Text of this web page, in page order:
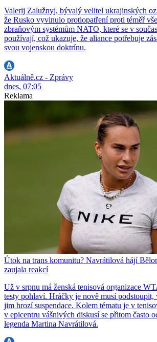
Valerij Zalužnyj, bývalý velitel ukrajinských
že Rusko vyvinulo protiopatření proti téměř
zbraňovým systémům NATO, které se v
používají, což ukazuje, že aliance potřebuje
svou vojenskou doktrínu.
Aktuálně.cz - Zprávy
dnes, 07:05
Reklama
Útok na trans komunitu? Navrátilová hájí
zaujala reakcí
Už v srpnu má ženská tenisová organizace
testy pohlaví. Hráčky je nově musí podstoupit,
jim hrozí suspendace. Kolem tématu je v
v epicentru vášnivých diskusí se přitom často
legenda Martina Navrátilová.